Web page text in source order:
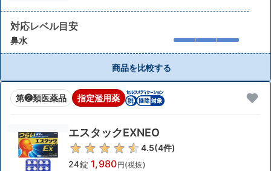
対応レベル目安
鼻水
商品を比較する
第❷類医薬品 指定濫用薬
エスタックEXNEO
4.5(4件)
24錠 1,980円(税抜)